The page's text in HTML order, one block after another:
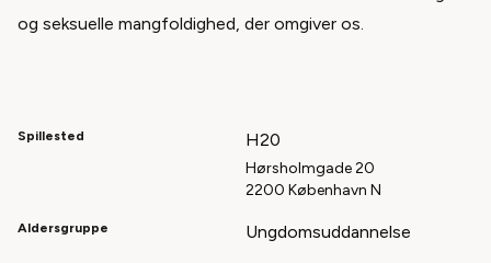
og seksuelle mangfoldighed, der omgiver os.
Spillested H20
Hørsholmgade 20
2200 København N
Aldersgruppe Ungdomsuddannelse